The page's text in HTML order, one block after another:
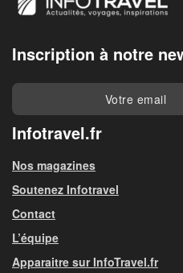
Inscription à notre
Infotravel.fr
Nos magazines
Soutenez Infotravel
Contact
L’équipe
Apparaitre sur InfoTravel.fr